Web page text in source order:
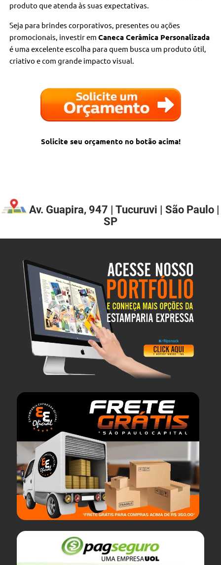
produto que atenda às suas expectativas.
Seja para brindes corporativos, presentes ou ações
promocionais, investir emCaneca Cerâmica Personalizada
é uma excelente escolha para quem busca um produto útil,
criativo e com grande impacto visual.
Solicite seu orçamento no botão acima!
Av. Guapira, 947 | Tucuruvi | São Paulo |
SP